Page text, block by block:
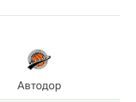
Автодор